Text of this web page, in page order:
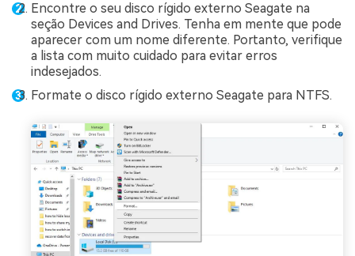
Encontre o seu disco rígido externo Seagate na
seção Devices and Drives. Tenha em mente que pode
aparecer com um nome diferente. Portanto, verifique
a lista com muito cuidado para evitar erros
indesejados.
Formate o disco rígido externo Seagate para NTFS.